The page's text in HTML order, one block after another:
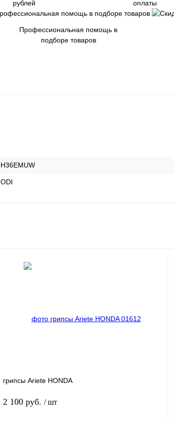
рублей
оплаты
Профессиональная помощь в
подборе товаров
H36EMUW
ODI
грипсы Ariete HONDA
2 100 руб. / шт